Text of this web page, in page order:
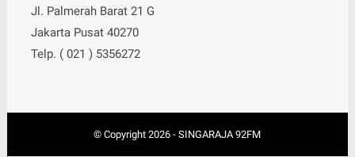
Jl. Palmerah Barat 21 G
Jakarta Pusat 40270
Telp. ( 021 ) 5356272
© Copyright2026 -SINGARAJA 92FM